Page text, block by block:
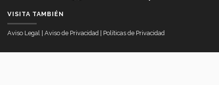
VISITA TAMBIÉN
Aviso Legal Aviso de Privacidad Políticas de Privacidad